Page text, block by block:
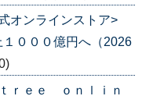
オンラインストア>
０００億円へ（2026
ｒｅｅ ｏｎｌｉｎ